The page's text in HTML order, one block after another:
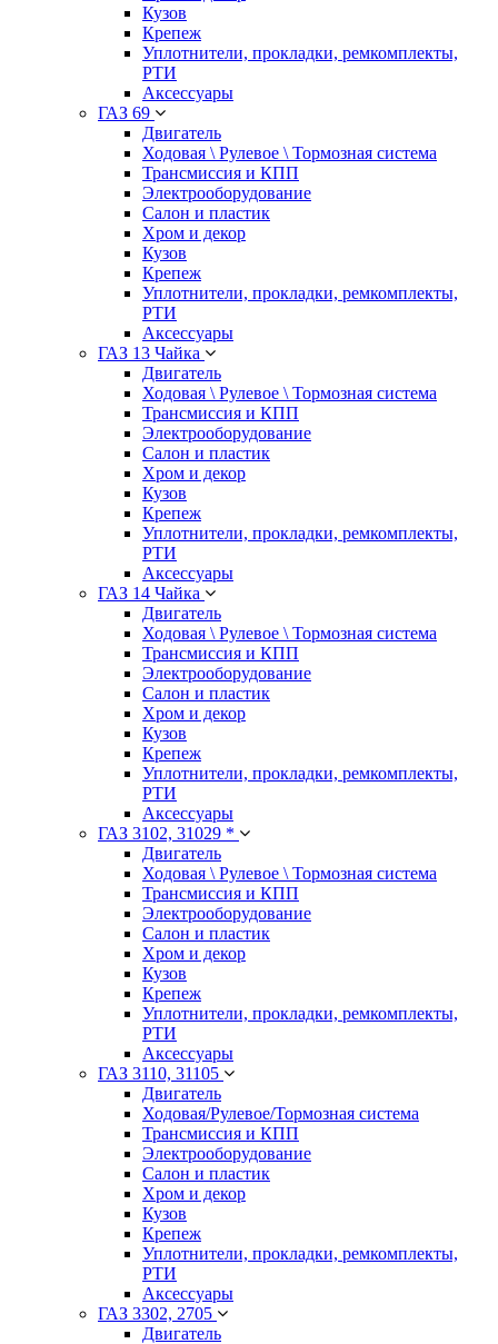
Кузов
Крепеж
Уплотнители, прокладки, ремкомплекты,
РТИ
Аксессуары
ГАЗ 69
Двигатель
Ходовая \ Рулевое \ Тормозная система
Трансмиссия и КПП
Электрооборудование
Салон и пластик
Хром и декор
Кузов
Крепеж
Уплотнители, прокладки, ремкомплекты,
РТИ
Аксессуары
ГАЗ 13 Чайка
Двигатель
Ходовая \ Рулевое \ Тормозная система
Трансмиссия и КПП
Электрооборудование
Салон и пластик
Хром и декор
Кузов
Крепеж
Уплотнители, прокладки, ремкомплекты,
РТИ
Аксессуары
ГАЗ 14 Чайка
Двигатель
Ходовая \ Рулевое \ Тормозная система
Трансмиссия и КПП
Электрооборудование
Салон и пластик
Хром и декор
Кузов
Крепеж
Уплотнители, прокладки, ремкомплекты,
РТИ
Аксессуары
ГАЗ 3102, 31029 *
Двигатель
Ходовая \ Рулевое \ Тормозная система
Трансмиссия и КПП
Электрооборудование
Салон и пластик
Хром и декор
Кузов
Крепеж
Уплотнители, прокладки, ремкомплекты,
РТИ
Аксессуары
ГАЗ 3110, 31105
Двигатель
Ходовая/Рулевое/Тормозная система
Трансмиссия и КПП
Электрооборудование
Салон и пластик
Хром и декор
Кузов
Крепеж
Уплотнители, прокладки, ремкомплекты,
РТИ
Аксессуары
ГАЗ 3302, 2705
Двигатель